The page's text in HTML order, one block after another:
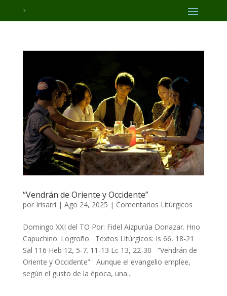
“Vendrán de Oriente y Occidente”
por Irisarri | Ago 24, 2025 | Comentarios Litúrgicos
Domingo XXI del TO Por: Fidel Aizpurúa Donazar. Hno
Capuchino. Logroño Textos Litúrgicos: Is 66, 18-21
Sal 116 Heb 12, 5-7. 11-13 Lc 13, 22-30 “Vendrán de
Oriente y Occidente” Aunque el evangelio emplee,
según el gusto de la época, una...